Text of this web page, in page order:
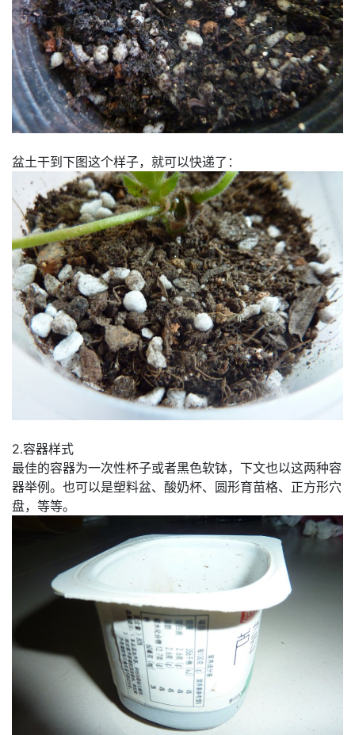
盆土干到下图这个样子，就可以快递了：
2.容器样式
最佳的容器为一次性杯子或者黑色软钵，下文也以这两种容
器举例。也可以是塑料盆、酸奶杯、圆形育苗格、正方形穴
盘，等等。